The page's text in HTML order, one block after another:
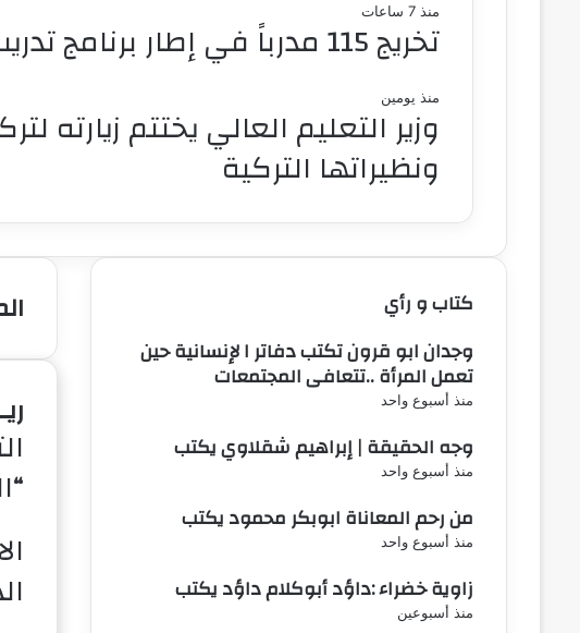
منذ 7 ساعات
تخريج 115 مدرباً في إطار برنامج تدريب المدربين بمحلية جبل أولياء
منذ يومين
وزير التعليم العالي يختتم
ونظيراتها التركية
كتاب و رأي
وجدان ابو قرون تكتب دفاتر ا لإنسانية حين
تعمل المرأة ..تتعافى المجتمعات
منذ أسبوع واحد
وجه الحقيقة | إبراهيم شقلاوي يكتب
منذ أسبوع واحد
من رحم المعاناة ابوبكر محمود يكتب
منذ أسبوع واحد
زاوية خضراء :داؤد أبوكلام داؤد يكتب
منذ أسبوعين